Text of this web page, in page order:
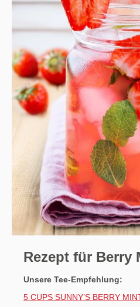
Rezept für Berry
Unsere Tee-Empfehlung:
5 CUPS SUNNY’S BERRY